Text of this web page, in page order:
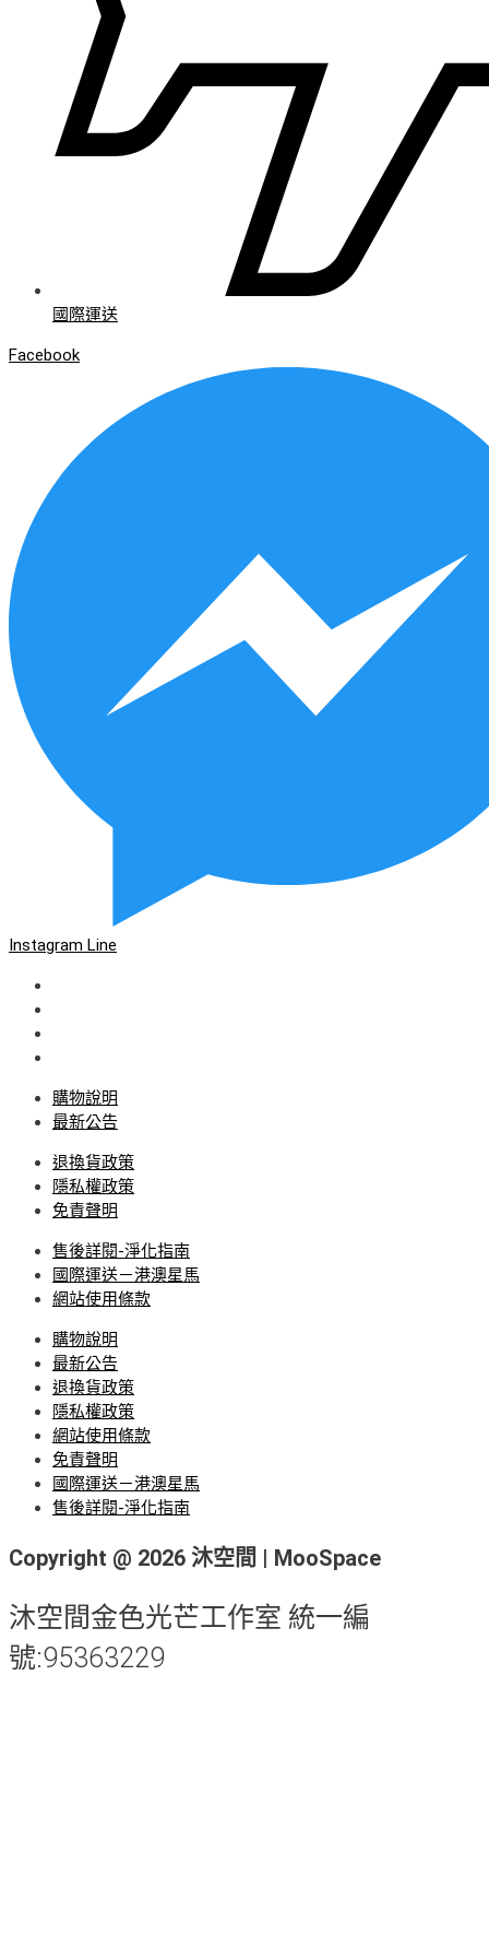
國際運送
Facebook
Instagram Line
購物說明
最新公告
退換貨政策
隱私權政策
免責聲明
售後詳閱-淨化指南
國際運送－港澳星馬
網站使用條款
購物說明
最新公告
退換貨政策
隱私權政策
網站使用條款
免責聲明
國際運送－港澳星馬
售後詳閱-淨化指南
Copyright @ 2026 沐空間 | MooSpace
沐空間金色光芒工作室 統一編
號:95363229